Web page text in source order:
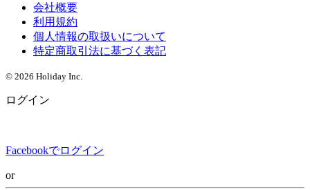
会社概要
利用規約
個人情報の取扱いについて
特定商取引法に基づく表記
© 2026 Holiday Inc.
ログイン
Facebookでログイン
or